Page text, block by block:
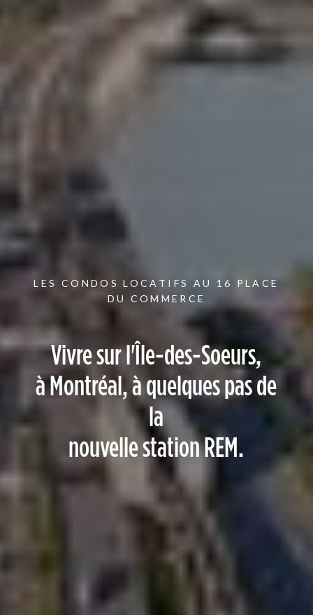
LES CONDOS LOCATIFS AU 16 PLACE
DU COMMERCE
Vivre sur l'Île-des-Soeurs,
à Montréal, à quelques pas de
la
nouvelle station REM.